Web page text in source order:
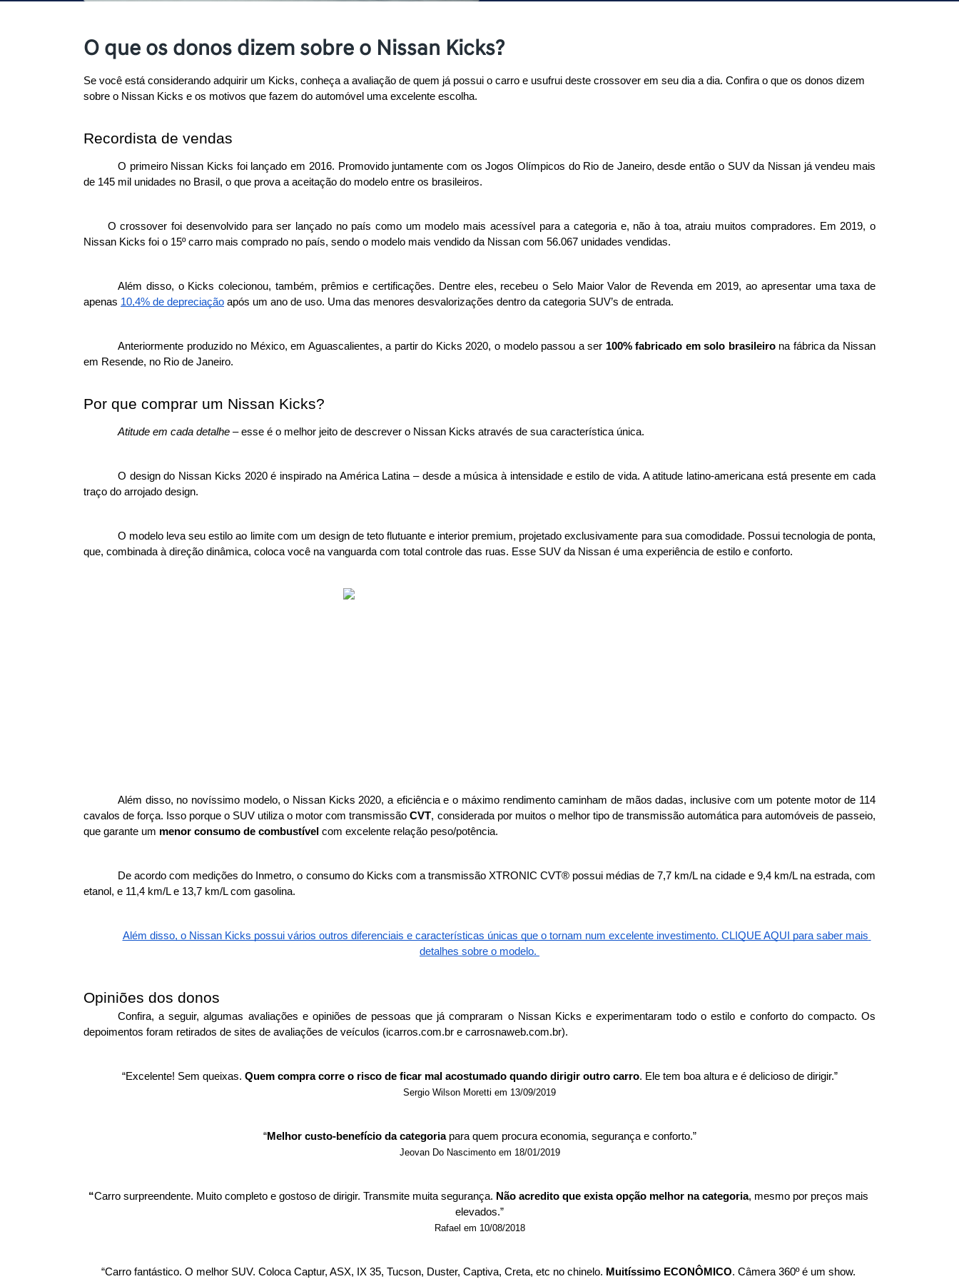
O que os donos dizem sobre o Nissan Kicks?
Se você está considerando adquirir um Kicks, conheça a avaliação de quem já possui o carro e usufrui deste crossover em seu dia a dia. Confira o que os donos dizem
sobre o Nissan Kicks e os motivos que fazem do automóvel uma excelente escolha.
Recordista de vendas
O primeiro Nissan Kicks foi lançado em 2016. Promovido juntamente com os Jogos Olímpicos do Rio de Janeiro, desde então o SUV da Nissan já vendeu mais
de 145 mil unidades no Brasil, o que prova a aceitação do modelo entre os brasileiros.
O crossover foi desenvolvido para ser lançado no país como um modelo mais acessível para a categoria e, não à toa, atraiu muitos compradores. Em 2019, o
Nissan Kicks foi o 15º carro mais comprado no país, sendo o modelo mais vendido da Nissan com 56.067 unidades vendidas.
Além disso, o Kicks colecionou, também, prêmios e certificações. Dentre eles, recebeu o Selo Maior Valor de Revenda em 2019, ao apresentar uma taxa de
apenas 10,4% de depreciação após um ano de uso. Uma das menores desvalorizações dentro da categoria SUV’s de entrada.
Anteriormente produzido no México, em Aguascalientes, a partir do Kicks 2020, o modelo passou a ser 100% fabricado em solo brasileiro na fábrica da Nissan
em Resende, no Rio de Janeiro.
Por que comprar um Nissan Kicks?
Atitude em cada detalhe – esse é o melhor jeito de descrever o Nissan Kicks através de sua característica única.
O design do Nissan Kicks 2020 é inspirado na América Latina – desde a música à intensidade e estilo de vida. A atitude latino-americana está presente em cada
traço do arrojado design.
O modelo leva seu estilo ao limite com um design de teto flutuante e interior premium, projetado exclusivamente para sua comodidade. Possui tecnologia de ponta,
que, combinada à direção dinâmica, coloca você na vanguarda com total controle das ruas. Esse SUV da Nissan é uma experiência de estilo e conforto.
Além disso, no novíssimo modelo, o Nissan Kicks 2020, a eficiência e o máximo rendimento caminham de mãos dadas, inclusive com um potente motor de 114
cavalos de força. Isso porque o SUV utiliza o motor com transmissão CVT, considerada por muitos o melhor tipo de transmissão automática para automóveis de passeio,
que garante um menor consumo de combustível com excelente relação peso/potência.
De acordo com medições do Inmetro, o consumo do Kicks com a transmissão XTRONIC CVT® possui médias de 7,7 km/L na cidade e 9,4 km/L na estrada, com
etanol, e 11,4 km/L e 13,7 km/L com gasolina.
Além disso, o Nissan Kicks possui vários outros diferenciais e características únicas que o tornam num excelente investimento. CLIQUE AQUI para saber mais
detalhes sobre o modelo.
Opiniões dos donos
Confira, a seguir, algumas avaliações e opiniões de pessoas que já compraram o Nissan Kicks e experimentaram todo o estilo e conforto do compacto. Os
depoimentos foram retirados de sites de avaliações de veículos (icarros.com.br e carrosnaweb.com.br).
“Excelente! Sem queixas. Quem compra corre o risco de ficar mal acostumado quando dirigir outro carro. Ele tem boa altura e é delicioso de dirigir.”
Sergio Wilson Moretti em 13/09/2019
“Melhor custo-benefício da categoria para quem procura economia, segurança e conforto.”
Jeovan Do Nascimento em 18/01/2019
“Carro surpreendente. Muito completo e gostoso de dirigir. Transmite muita segurança. Não acredito que exista opção melhor na categoria, mesmo por preços mais
elevados.”
Rafael em 10/08/2018
“Carro fantástico. O melhor SUV. Coloca Captur, ASX, IX 35, Tucson, Duster, Captiva, Creta, etc no chinelo. Muitíssimo ECONÔMICO. Câmera 360º é um show.